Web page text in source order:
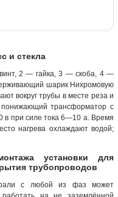
и стекла
2 — гайка, 3 — скоба, 4 —
шарик Нихромовую
вокруг трубы в месте реза и
понижающий трансформатор с
при силе тока 6—10 а. Время
нагрева охлаждают водой;
установки для
трубопроводов
с любой из фаз может